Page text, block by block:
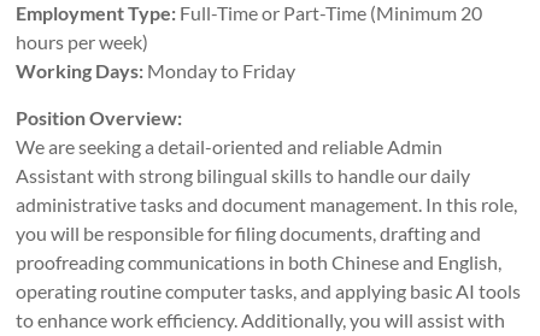
Employment Type: Full-Time or Part-Time (Minimum 20
hours per week)
Working Days: Monday to Friday
Position Overview:
We are seeking a detail-oriented and reliable Admin
Assistant with strong bilingual skills to handle our daily
administrative tasks and document management. In this role,
you will be responsible for filing documents, drafting and
proofreading communications in both Chinese and English,
operating routine computer tasks, and applying basic AI tools
to enhance work efficiency. Additionally, you will assist with